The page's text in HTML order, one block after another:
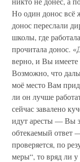
Но один донос всё
донос переслали
школы, где
прочитала донос.
верно, и Вы имеете
Возможно, что
моё место Вам
ли он лучше
сейчас завалено
идут аресты — Вы
обтекаемый ответ
проверяется, по
меры“, то вряд ли